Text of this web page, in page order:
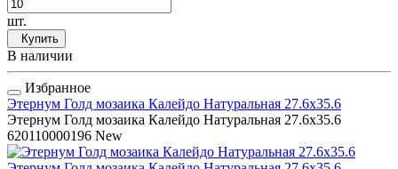
шт.
Купить
В наличии
Избранное
Этернум Голд мозаика Калейдо Натуральная 27.6x35.6
Этернум Голд мозаика Калейдо Натуральная 27.6x35.6
620110000196 New